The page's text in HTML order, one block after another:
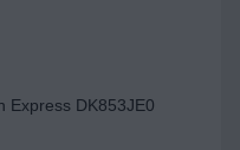
Express DK853JE0